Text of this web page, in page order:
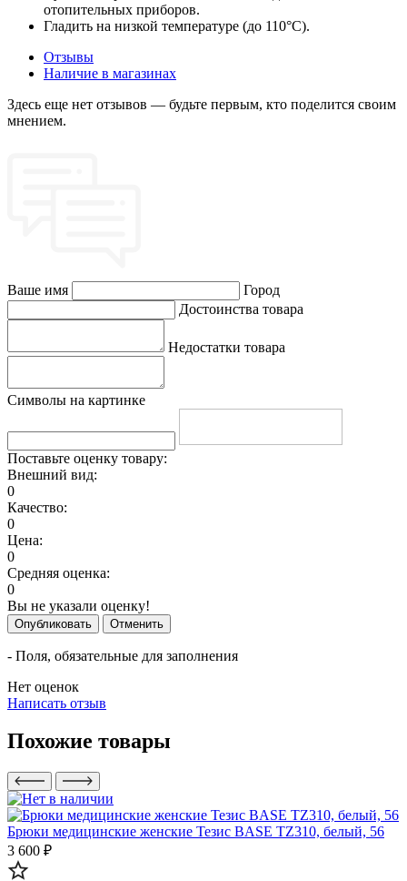
отопительных приборов.
Гладить на низкой температуре (до 110°C).
Отзывы
Наличие в магазинах
Здесь еще нет отзывов — будьте первым, кто поделится своим
мнением.
Ваше имя
Город
Достоинства товара
Недостатки товара
Символы на картинке
Поставьте оценку товару:
Внешний вид:
0
Качество:
0
Цена:
0
Средняя оценка:
0
Вы не указали оценку!
Опубликовать Отменить
- Поля, обязательные для заполнения
Нет оценок
Написать отзыв
Похожие товары
Брюки медицинские женские Тезис BASE TZ310, белый, 56
3 600 ₽